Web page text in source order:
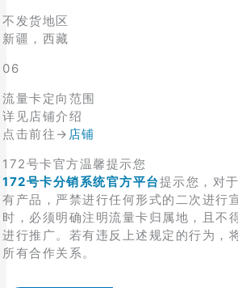
不发货地区
新疆，西藏
06
流量卡定向范围
详见店铺介绍
点击前往→ 店铺
172号卡官方温馨提示您
172号卡分销系统官方平台提示您，对
有产品，严禁进行任何形式的二次进行
时，必须明确注明流量卡归属地，且不
进行推广。若有违反上述规定的行为，
所有合作关系。